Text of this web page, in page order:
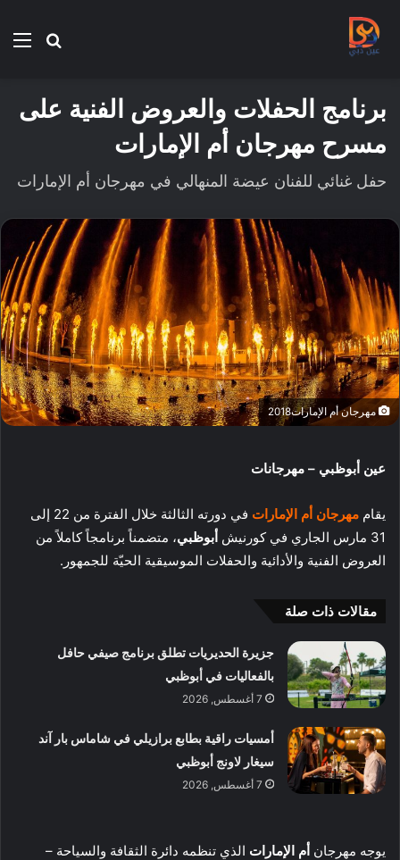
بحث
برنامج الحفلات والعروض الفنية على
مسرح مهرجان أم الإمارات
حفل غنائي للفنان عيضة المنهالي في مهرجان أم الإمارات
مهرجان أم الإمارات2018
عين أبوظبي – مهرجانات
يقام مهرجان أم الإمارات
في دورته الثالثة خلال الفترة من 22 إلى
31 مارس الجاري في كورنيش
أبوظبي، متضمناً برنامجاً كاملاً من
العروض الفنية والأدائية والحفلات الموسيقية الحيّة للجمهور.
مقالات ذات صلة
جزيرة الحديريات تطلق برنامج صيفي حافل
بالفعاليات في أبوظبي
7 أغسطس, 2026
أمسيات راقية بطابع برازيلي في شاماس بار آند
سيغار لاونج أبوظبي
7 أغسطس, 2026
يوجه مهرجان أم الإمارات الذي تنظمه دائرة الثقافة والسياحة –